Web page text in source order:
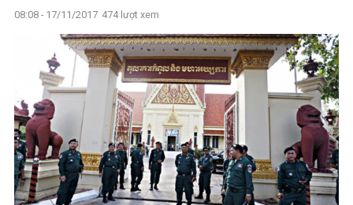
08:08 - 17/11/2017 474 lượt xem